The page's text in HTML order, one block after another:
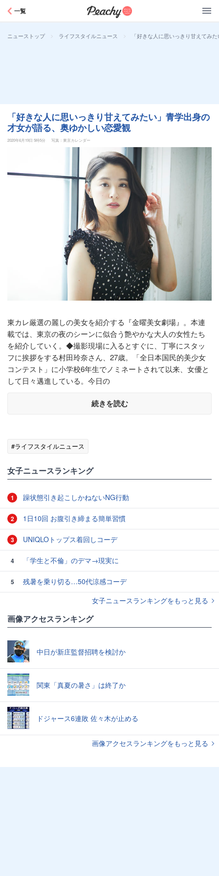
一覧
ニューストップ > ライフスタイルニュース > 「好きな人に思いっきり甘えてみ
「好きな人に思いっきり甘えてみたい」青学出身の
才女が語る、奥ゆかしい恋愛観
2020年6月19日 5時5分 写真：東京カレンダー
東カレ厳選の麗しの美女を紹介する『金曜美女劇場』。本連
載では、東京の夜のシーンに似合う艶やかな大人の女性たち
を紹介していく。◆撮影現場に入るとすぐに、丁寧にスタッ
フに挨拶をする村田玲奈さん、27歳。「全日本国民的美少女
コンテスト」に小学校6年生でノミネートされて以来、女優と
して日々邁進している。今日の
続きを読む
#ライフスタイルニュース
女子ニュースランキング
1 躁状態引き起こしかねないNG行動
2 1日10回 お腹引き締まる簡単習慣
3 UNIQLOトップス着回しコーデ
4 「学生と不倫」のデマ→現実に
5
残暑を乗り切る…50代涼感コーデ
女子ニュースランキングをもっと見る
画像アクセスランキング
中日が新庄監督招聘を検討か
関東「真夏の暑さ」は終了か
ドジャース6連敗 佐々木が止める
画像アクセスランキングをもっと見る